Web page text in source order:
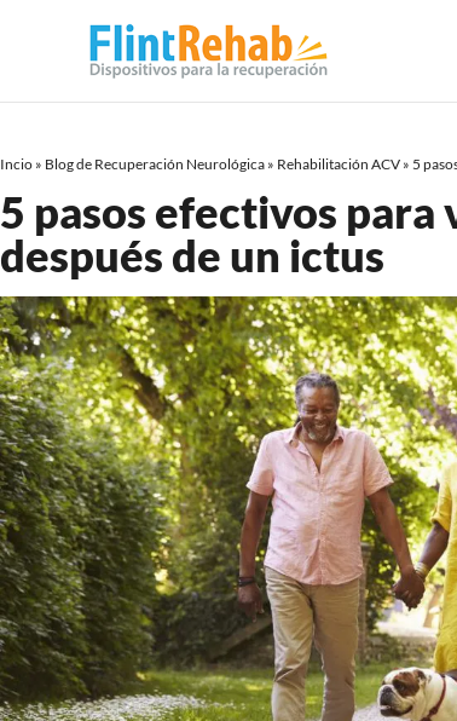
Incio » Blog de Recuperación Neurológica » Rehabilitación ACV » 5
5 pasos efectivos para
después de un ictus